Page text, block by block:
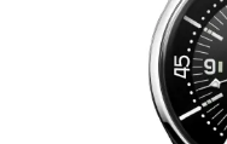
Neu bei